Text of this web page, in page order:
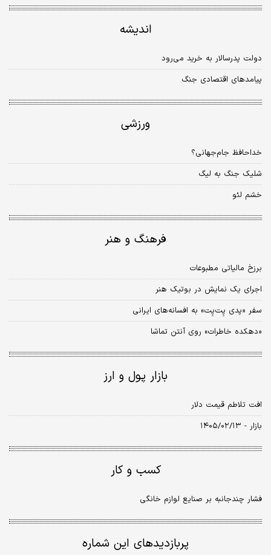
اندیشه
دولت پدرسالار به خرید می‌رود
پیامدهای اقتصادی جنگ
ورزشی
خداحافظ جام‌جهانی؟
شلیک جنگ به لیگ
خشم لئو
فرهنگ و هنر
برزخ مالیاتی مطبوعات
اجرای یک نمایش در بوتیک هنر
سفر «پدی پِت‌پِت» به افسانه‌های ایرانی
«دهکده خاطرات» روی آنتن تماشا
بازار پول و ارز
افت تلاطم قیمت دلار
بازار - ۱۴۰۵/۰۲/۱۳
کسب و کار
فشار چندجانبه بر صنایع لوازم خانگی
پربازدیدهای این شماره